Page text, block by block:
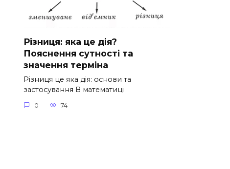
Різниця: яка це дія?
Пояснення сутності та
значення терміна
Різниця це яка дія: основи та
застосування В математиці
0 74